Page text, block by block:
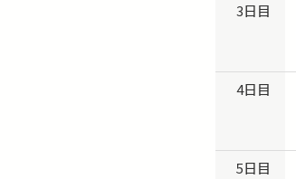
3日目
4日目
5日目